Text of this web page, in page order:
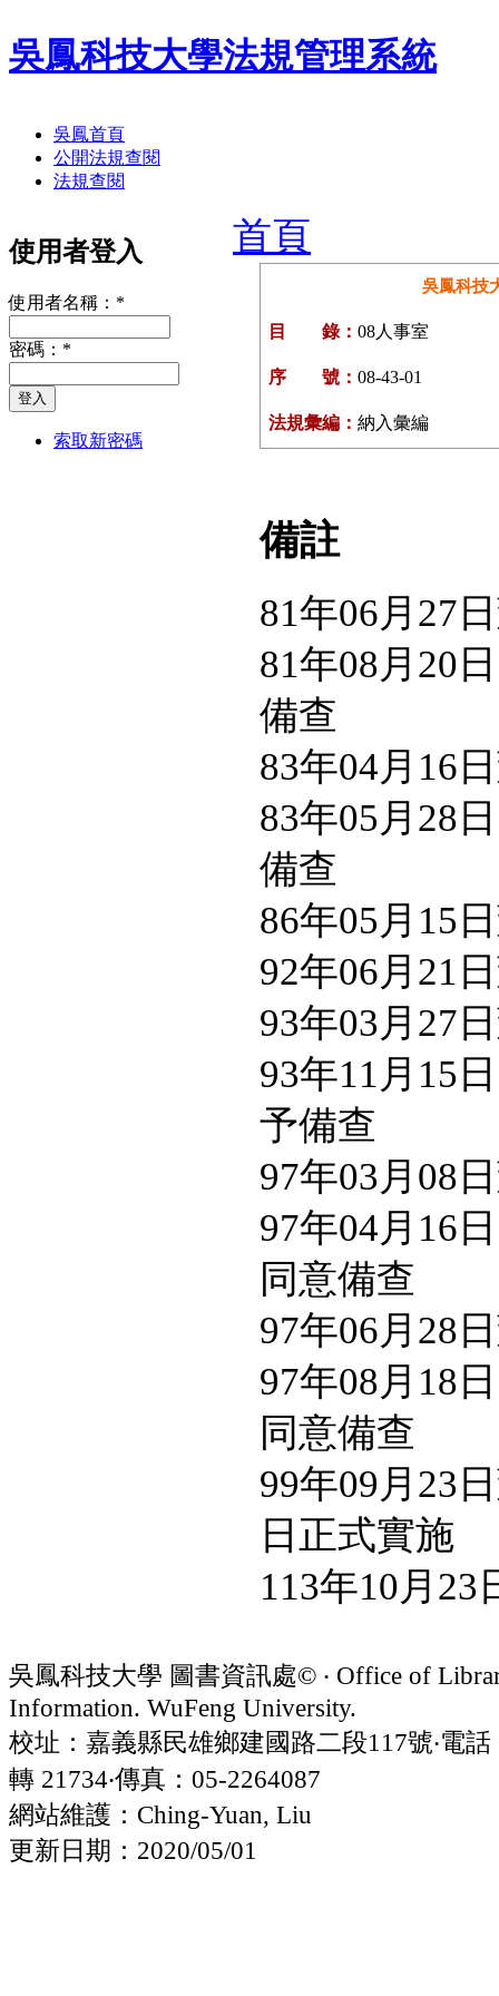
吳鳳科技大學法規管理系統
吳鳳首頁
公開法規查閱
法規查閱
使用者登入
使用者名稱： *
密碼： *
索取新密碼
首頁
吳鳳科技
目 錄： 08人事室
序 號： 08-43-01
法規彙編： 納入彙編
備註
81年06月27
81年08月20
備查
83年04月16
83年05月28
備查
86年05月15
92年06月21
93年03月27
93年11月15
予備查
97年03月08
97年04月16
同意備查
97年06月28
97年08月18
同意備查
99年09月23
日正式實施
113年10月
吳鳳科技大學 圖書資訊處© ‧ Office of
Information. WuFeng University.
校址：嘉義縣民雄鄉建國路二段117號‧電話
轉 21734‧傳真：05-2264087
網站維護：Ching-Yuan, Liu
更新日期：2020/05/01